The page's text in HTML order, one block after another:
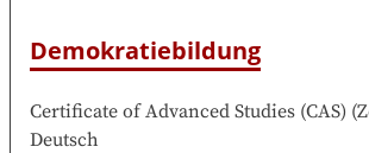
Demokratiebildung
Certificate of Advanced Studies (CAS) (
Deutsch